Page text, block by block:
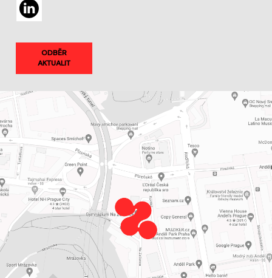
ODBĚR
AKTUALIT